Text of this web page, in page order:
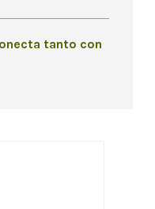
tanto con